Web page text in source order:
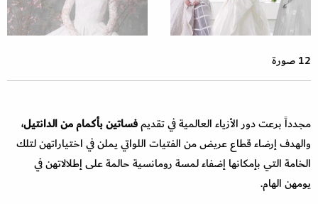
12 صورة
مجدداً برعت دور الأزياء العالمية في تقديمفساتين بأكمام من الدانتيل،
والهدف إرضاء قطاع عريض من الفتيات اللواتي يملن في اختياراتهن لتلك
الخامة التي بإمكانها إضفاء لمسة رومانسية حالمة على إطلالاتهن في
يومهن الهام.